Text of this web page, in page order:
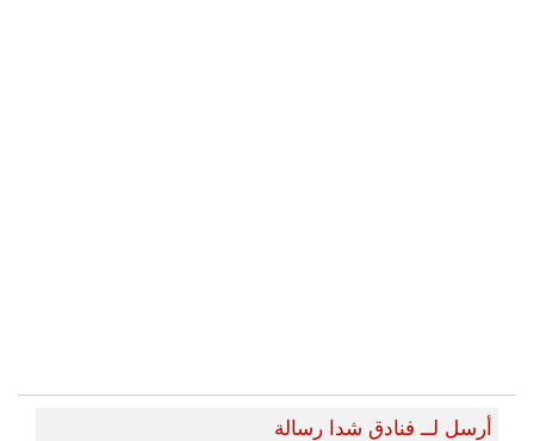
أرسل لــ فنادق شدا رسالة